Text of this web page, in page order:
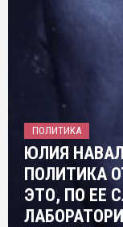
ПОЛИТИКА
ЮЛИЯ
ПОЛИТИКА
ЭТО, ПО ЕЕ